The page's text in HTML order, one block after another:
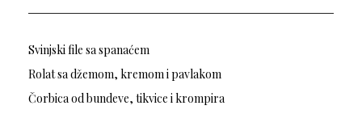
Svinjski file sa spanaćem
Rolat sa džemom, kremom i pavlakom
Čorbica od bundeve, tikvice i krompira